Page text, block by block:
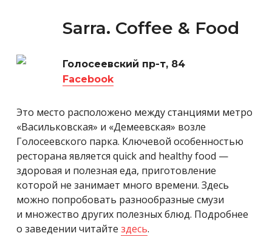
Sarra. Coffee & Food
Голосеевский пр-т, 84
Facebook
Это место расположено между станциями метро
«Васильковская» и «Демеевская» возле
Голосеевского парка. Ключевой особенностью
ресторана является quick and healthy food —
здоровая и полезная еда, приготовление
которой не занимает много времени. Здесь
можно попробовать разнообразные смузи
и множество других полезных блюд. Подробнее
о заведении читайте здесь.